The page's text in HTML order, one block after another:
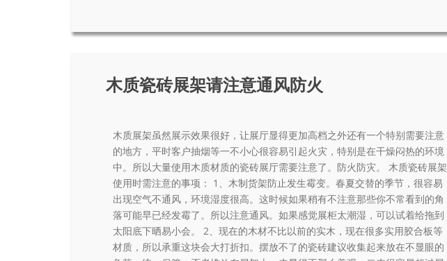
木质瓷砖展架请注意通风防火
木质展架虽然展示效果很好，让展厅显得更加高档之外还有一个特别需要注意
的地方，平时客户抽烟等一不小心很容易引起火灾，特别是在干燥闷热的环境
中。所以大量使用木质材质的瓷砖展厅需要注意了。防火防灾。 木质瓷砖展架
使用时需注意的事项： 1、木制货架防止发生霉变。春夏交替的季节，很容易
出现空气不通风，环境湿度很高。这时候如果稍有不注意那些你不常看到的角
落可能早已经发霉了。所以注意通风。如果感觉展柜太潮湿，可以试着给拖到
太阳底下晒易小会。 2、现在的木材不比以前的实木，现在很多实用胶合板等
材质，所以承重这块会大打折扣。摆放不了的瓷砖建议收集起来放在不显眼的